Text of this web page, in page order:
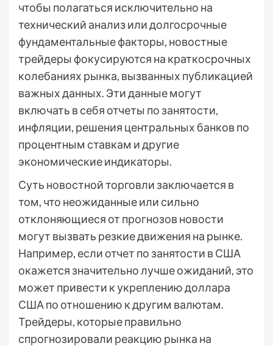
чтобы полагаться исключительно на
технический анализ или долгосрочные
фундаментальные факторы, новостные
трейдеры фокусируются на краткосрочных
колебаниях рынка, вызванных публикацией
важных данных. Эти данные могут
включать в себя отчеты по занятости,
инфляции, решения центральных банков по
процентным ставкам и другие
экономические индикаторы.
Суть новостной торговли заключается в
том, что неожиданные или сильно
отклоняющиеся от прогнозов новости
могут вызвать резкие движения на рынке.
Например, если отчет по занятости в США
окажется значительно лучше ожиданий, это
может привести к укреплению доллара
США по отношению к другим валютам.
Трейдеры, которые правильно
спрогнозировали реакцию рынка на